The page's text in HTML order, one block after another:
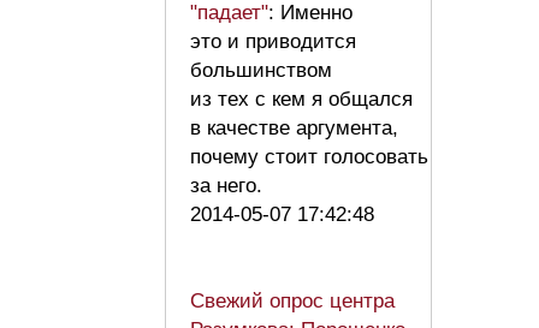
"падает": Именно
это и приводится
большинством
из тех с кем я общался
в качестве аргумента,
почему стоит голосовать
за него.
2014-05-07 17:42:48
Свежий опрос центра